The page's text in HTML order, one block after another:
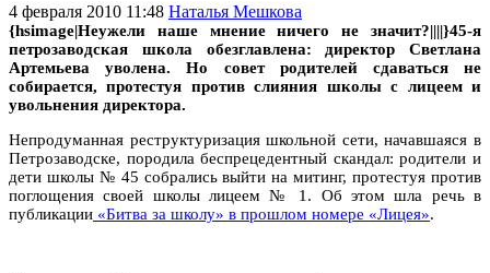
4 февраля 2010 11:48 Наталья Мешкова
{hsimage|Неужели наше мнение ничего не значит?||||}45-я
петрозаводская школа обезглавлена: директор Светлана
Артемьева уволена. Но совет родителей сдаваться не
собирается, протестуя против слияния школы с лицеем и
увольнения директора.
Непродуманная реструктуризация школьной сети, начавшаяся в
Петрозаводске, породила беспрецедентный скандал: родители и
дети школы № 45 собрались выйти на митинг, протестуя против
поглощения своей школы лицеем № 1. Об этом шла речь в
публикации «Битва за школу» в прошлом номере «Лицея».